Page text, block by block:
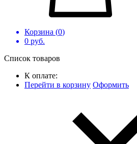
Корзина (0)
0 руб.
Список товаров
К оплате:
Перейти в корзину Оформить